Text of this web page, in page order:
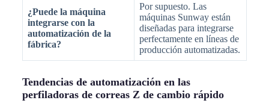
¿Puede la máquina
integrarse con la
automatización de la
fábrica?
Por supuesto. Las
máquinas Sunway están
diseñadas para integrarse
perfectamente en líneas de
producción automatizadas.
Tendencias de automatización en las
perfiladoras de correas Z de cambio rápido